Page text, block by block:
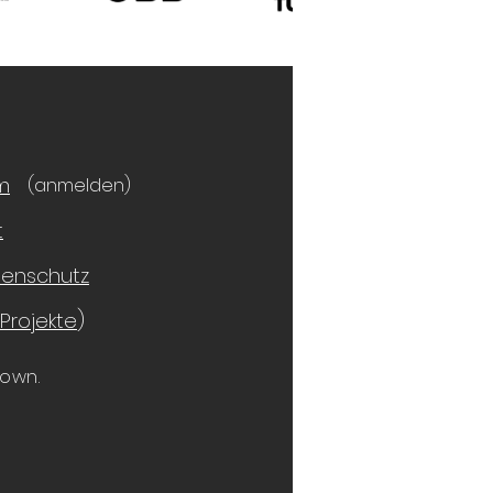
Projekte)
(anmelden)